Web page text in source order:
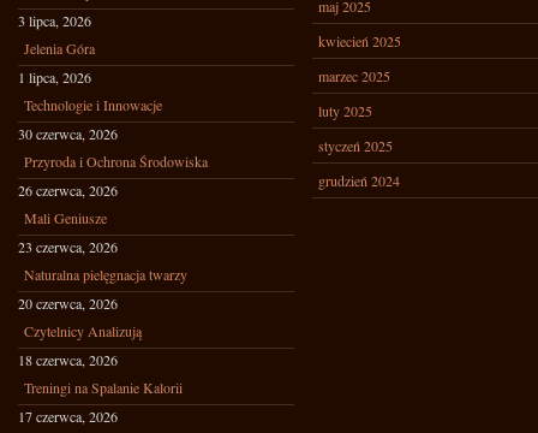
3 lipca, 2026
Jelenia Góra
1 lipca, 2026
Technologie i Innowacje
30 czerwca, 2026
Przyroda i Ochrona Środowiska
26 czerwca, 2026
Mali Geniusze
23 czerwca, 2026
Naturalna pielęgnacja twarzy
20 czerwca, 2026
Czytelnicy Analizują
18 czerwca, 2026
Treningi na Spalanie Kalorii
17 czerwca, 2026
maj 2025
kwiecień 2025
marzec 2025
luty 2025
styczeń 2025
grudzień 2024